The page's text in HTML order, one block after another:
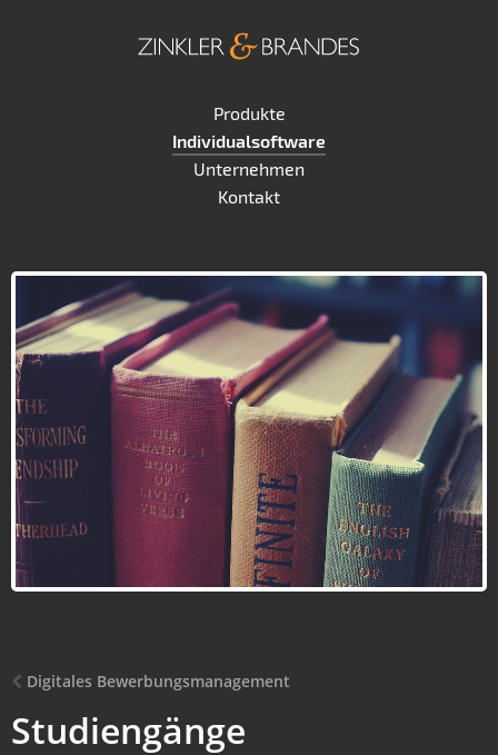
Produkte
Individualsoftware
Unternehmen
Kontakt
Digitales Bewerbungsmanagement
Studiengänge